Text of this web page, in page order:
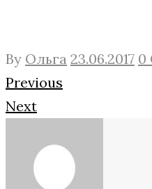
By Ольга 23.06.2017 0
Facebook
Twitter
Google+
по
записям
Previous
Next